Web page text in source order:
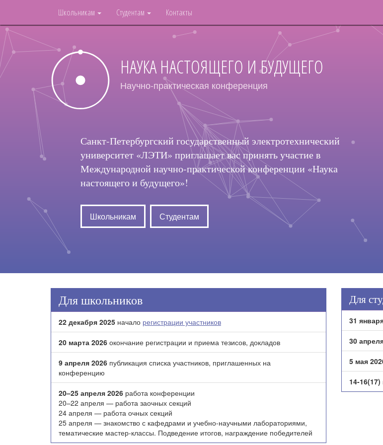
Школьникам Студентам Контакты
НАУКА НАСТОЯЩЕГО И БУДУЩЕГО
Научно-практическая конференция
Санкт-Петербургский государственный электротехнический
университет «ЛЭТИ» приглашает вас принять участие в
Международной научно-практической конференции «Наука
настоящего и будущего»!
Школьникам Студентам
Для школьников
22 декабря 2025 начало регистрации участников
20 марта 2026 окончание регистрации и приема тезисов, докладов
9 апреля 2026 публикация списка участников, приглашенных на
конференцию
20–25 апреля 2026 работа конференции
20–22 апреля — работа заочных секций
24 апреля — работа очных секций
25 апреля — знакомство с кафедрами и учебно-научными лабораториями,
тематические мастер-классы. Подведение итогов, награждение победителей
Для
31
30
5 мая
14-